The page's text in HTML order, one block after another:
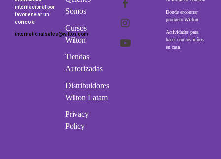
internacional por
favor enviar un
correo a
internationalsales@wilton.com
Somos
Cursos
Wilton
Tiendas
Autorizadas
Distribuidores
Wilton Latam
Privacy
Policy
Donde encontrar
producto Wilton
Actividades para
hacer con los niños
en casa